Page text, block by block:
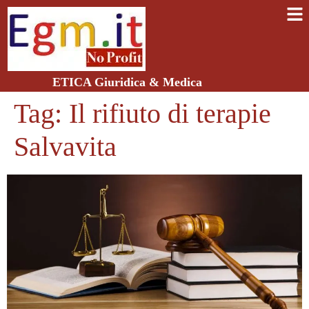
ETICA Giuridica & Medica
Tag: Il rifiuto di terapie
Salvavita